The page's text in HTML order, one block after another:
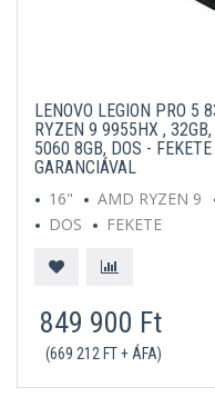
LENOVO LEGION PRO 5
RYZEN 9 9955HX ,
5060 8GB, DOS -
GARANCIÁVAL
16"
AMD RYZEN 9
DOS
FEKETE
849 900 Ft
(669 212 FT + ÁFA)